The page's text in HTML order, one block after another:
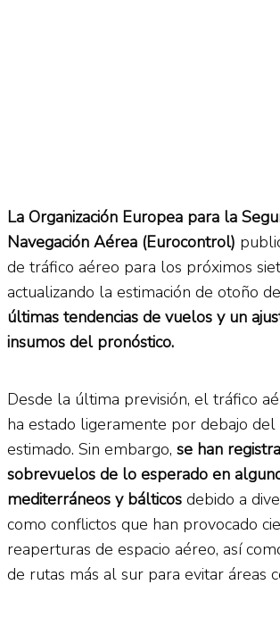
La Organización Europea para la
Navegación Aérea (Eurocontrol)
de tráfico aéreo para los próximos
actualizando la estimación de otoño
últimas tendencias de vuelos y un
insumos del pronóstico.
Desde la última previsión, el tráfico
ha estado ligeramente por debajo del
estimado. Sin embargo, se han
sobrevuelos de lo esperado en
mediterráneos y bálticos debido a
como conflictos que han provocado
reaperturas de espacio aéreo, así
de rutas más al sur para evitar áreas